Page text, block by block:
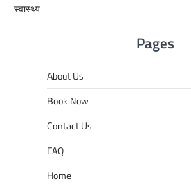
स्वास्थ्य
Pages
About Us
Book Now
Contact Us
FAQ
Home